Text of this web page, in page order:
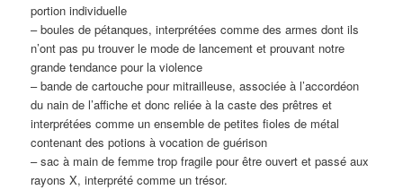
portion individuelle
– boules de pétanques, interprétées comme des armes dont ils
n’ont pas pu trouver le mode de lancement et prouvant notre
grande tendance pour la violence
– bande de cartouche pour mitrailleuse, associée à l’accordéon
du nain de l’affiche et donc reliée à la caste des prêtres et
interprétées comme un ensemble de petites fioles de métal
contenant des potions à vocation de guérison
– sac à main de femme trop fragile pour être ouvert et passé aux
rayons X, interprété comme un trésor.